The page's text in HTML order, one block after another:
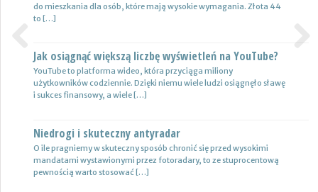
do mieszkania dla osób, które mają wysokie wymagania. Złota 44
to […]
Jak osiągnąć większą liczbę wyświetleń na YouTube?
YouTube to platforma wideo, która przyciąga miliony
użytkowników codziennie. Dzięki niemu wiele ludzi osiągnęło sławę
i sukces finansowy, a wiele […]
Niedrogi i skuteczny antyradar
O ile pragniemy w skuteczny sposób chronić się przed wysokimi
mandatami wystawionymi przez fotoradary, to ze stuprocentową
pewnością warto stosować […]
logistyczne potrzebują przede wszystkim nowoczesnej floty aut,
które są gotowe do pracy. […]
Certyfikat uprawnień w branży budowlanej
Uprawnienia w biznesie budowlanej dotyczą różnych specjalności.
Jest to specjalność architektoniczna, niemniej jednak również
konstrukcyjno-budowlana, inżynieryjna oraz instalacyjna. Warto
Drewutnia z palet na działkę
Wiele osób zastanawia się, jaki rodzaj drewutni ogrodowej sprawdzi
się najlepiej w sytuacji bezpiecznego przechowywania na przykład
Previous